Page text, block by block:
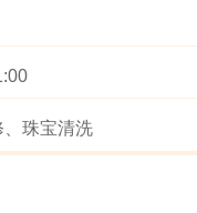
、珠宝清洗